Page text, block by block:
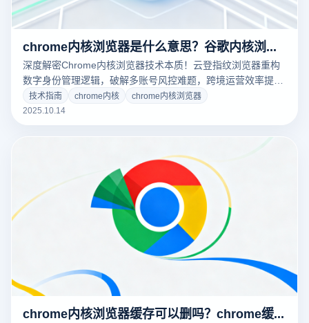
chrome内核浏览器是什么意思？谷歌内核浏览器是什么？
深度解密Chrome内核浏览器技术本质！云登指纹浏览器重构
数字身份管理逻辑，破解多账号风控难题，跨境运营效率提升
300%。探索浏览器指纹的底层革命与应用实践。
技术指南 chrome内核
chrome内核浏览器
2025.10.14
chrome内核浏览器缓存可以删吗？chrome缓存清理